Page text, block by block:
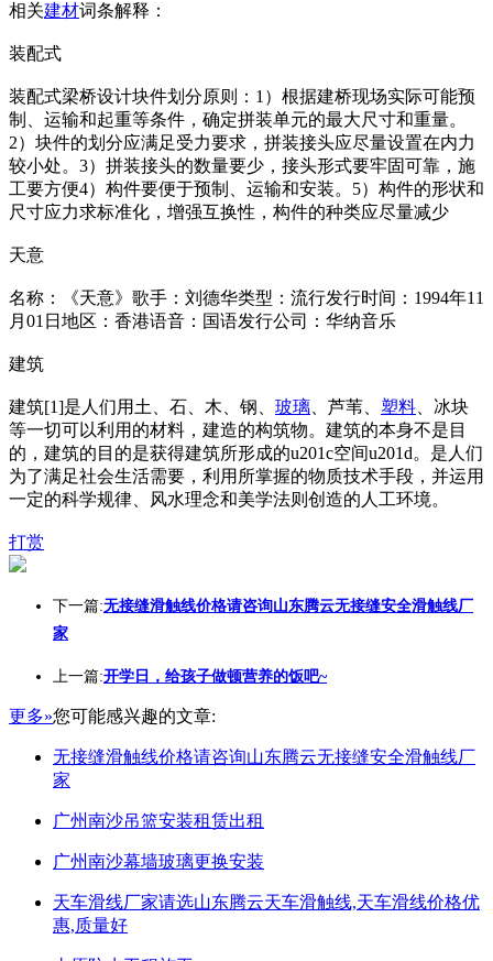
相关建材词条解释：
装配式
装配式梁桥设计块件划分原则：1）根据建桥现场实际可能预
制、运输和起重等条件，确定拼装单元的最大尺寸和重量。
2）块件的划分应满足受力要求，拼装接头应尽量设置在内力
较小处。3）拼装接头的数量要少，接头形式要牢固可靠，施
工要方便4）构件要便于预制、运输和安装。5）构件的形状和
尺寸应力求标准化，增强互换性，构件的种类应尽量减少
天意
名称：《天意》歌手：刘德华类型：流行发行时间：1994年11
月01日地区：香港语音：国语发行公司：华纳音乐
建筑
建筑[1]是人们用土、石、木、钢、 玻璃 、芦苇、 塑料 、冰块
等一切可以利用的材料，建造的构筑物。建筑的本身不是目
的，建筑的目的是获得建筑所形成的u201c空间u201d。是人们
为了满足社会生活需要，利用所掌握的物质技术手段，并运用
一定的科学规律、风水理念和美学法则创造的人工环境。
打赏
下一篇:无接缝滑触线价格请咨询山东腾云无接缝安全滑触线厂
家
上一篇:开学日，给孩子做顿营养的饭吧~
更多»您可能感兴趣的文章:
无接缝滑触线价格请咨询山东腾云无接缝安全滑触线厂
家
广州南沙吊篮安装租赁出租
广州南沙幕墙玻璃更换安装
天车滑线厂家请选山东腾云天车滑触线,天车滑线价格优
惠,质量好